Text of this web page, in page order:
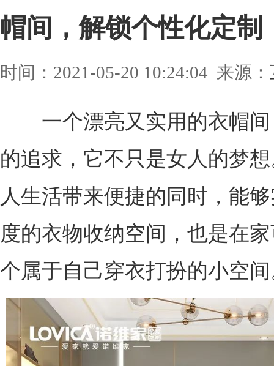
帽间，解锁个性化定制
时间：2021-05-20 10:24:04 来源：
一个漂亮又实用的衣帽间
的追求，它不只是女人的梦
人生活带来便捷的同时，能
度的衣物收纳空间，也是在
个属于自己穿衣打扮的小空